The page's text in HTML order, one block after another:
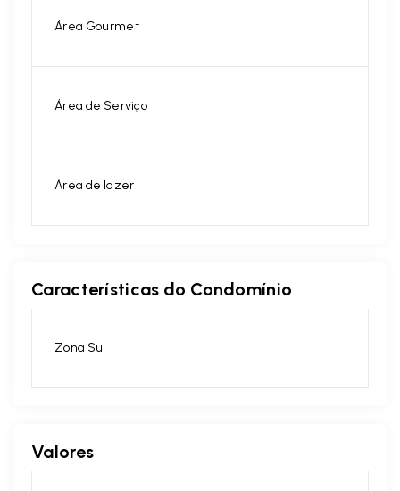
Área Gourmet
Área de Serviço
Área de lazer
Características do Condomínio
Zona Sul
Valores